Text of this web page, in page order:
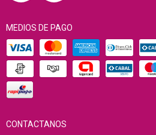
MEDIOS DE PAGO
CONTACTANOS